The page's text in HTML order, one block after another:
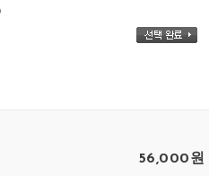
56,000원